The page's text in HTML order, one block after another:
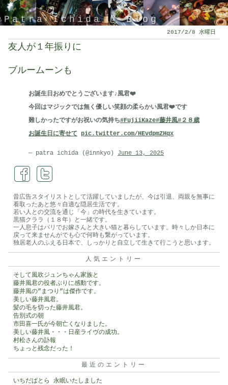
Patra Ichida @ Blog
引退したスタイリストの隠居ブログ
2017/2/8 水曜日
友人が１年振りに
ブルームーンも
お誕生日おめでとうございます♪風君❤️
今回はマジックでは無く優しい笑顔の柔らかい風君❤️です
難しかったですがお祝いの気持ち#FujiiKaze#藤井風#２８歳
お誕生日に寄せて pic.twitter.com/HEvdpmZHqx
— patra ichida (@innkyo) June 13, 2025
昔広告スタイリストとして活躍していましたが、今は引退、両親を無事に
看取ったあと悠々自適な隠居生活です。
若い人との交流を通じ「今」の時代を生きています。
黒猫クララ（１８年）と一緒です。
一人息子はパリでお嫁さんと大きい猫と暮らしています。時々しか日本に
戻って来ませんがでも心で何時も繋がっています。
独居老人のふえる日本で、しっかりと自立して生きて行こうと思います。
人気エントリー
そして風吹ジュンちゃん家族と
藤井風君の役者ぶりに感動です。
藤井風の”まつり”は傑作です。
美しい藤井風君。
髪の毛を切った藤井風君。
告別式の朝
市田喜一氏が今朝亡くなりました。
美しい藤井風・・・日産ライヴの成功。
村松さんの訃報
ちょっと残念だった！
最近のエントリー
いちだぱとら 永眠いたしました